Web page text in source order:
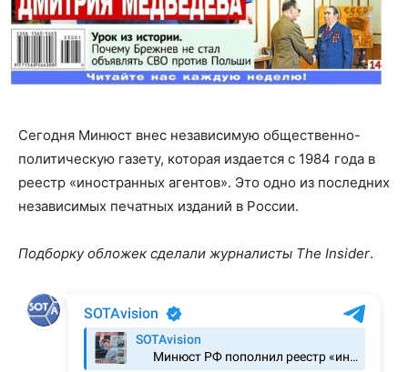
Сегодня Минюст внес независимую общественно-
политическую газету, которая издается с 1984 года в
реестр «иностранных агентов». Это одно из последних
независимых печатных изданий в России.
Подборку обложек сделали журналисты The Insider.